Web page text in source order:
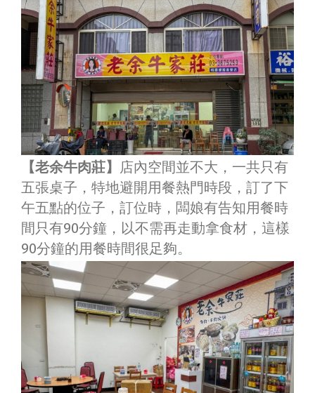
【老余牛肉莊】 店內空間並不大，一共只有
五張桌子，特地避開用餐熱門時段，訂了下
午五點的位子，訂位時，闆娘有告知用餐時
間只有90分鐘，以不需再走動拿食材，這樣
90分鐘的用餐時間很足夠。